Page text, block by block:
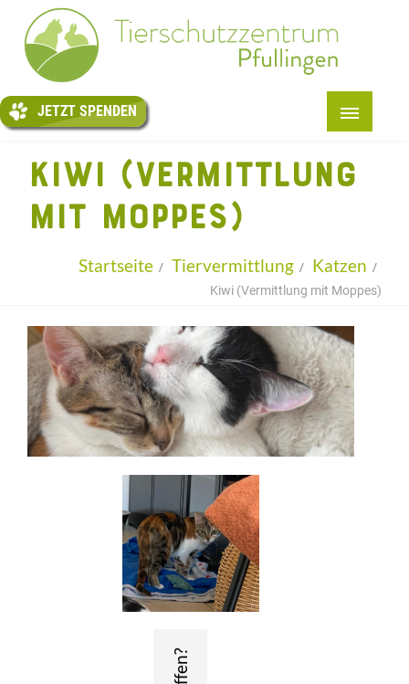
SPENDEN
JETZT SPENDEN
ÜBER UNS +
TIERE
PENSION
HELFEN +
INFOS +
KONTAKT
BMT +
KIWI (VERMITTLUNG
MIT MOPPES)
Startseite Tiervermittlung Katzen
Kiwi (Vermittlung mit Moppes)